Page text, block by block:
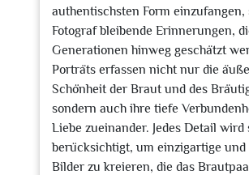
authentischsten Form einzufangen,
Fotograf bleibende Erinnerungen,
Generationen hinweg geschätzt
Porträts erfassen nicht nur die
Schönheit der Braut und des
sondern auch ihre tiefe
Liebe zueinander. Jedes Detail wird
berücksichtigt, um einzigartige und
Bilder zu kreieren, die das